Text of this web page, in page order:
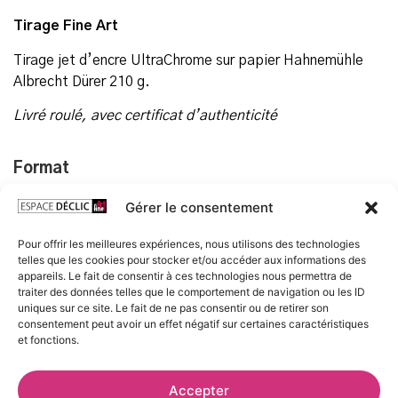
Gérer le consentement
Pour offrir les meilleures expériences, nous utilisons des technologies
telles que les cookies pour stocker et/ou accéder aux informations des
appareils. Le fait de consentir à ces technologies nous permettra de
traiter des données telles que le comportement de navigation ou les ID
uniques sur ce site. Le fait de ne pas consentir ou de retirer son
consentement peut avoir un effet négatif sur certaines caractéristiques
et fonctions.
Accepter
Tirage Fine Art
Tirage jet d’encre UltraChrome sur papier Hahnemühle
Albrecht Dürer 210 g.
Livré roulé, avec certificat d’authenticité
Format
20x30 cm
40 x 50 cm
50 x 70 cm